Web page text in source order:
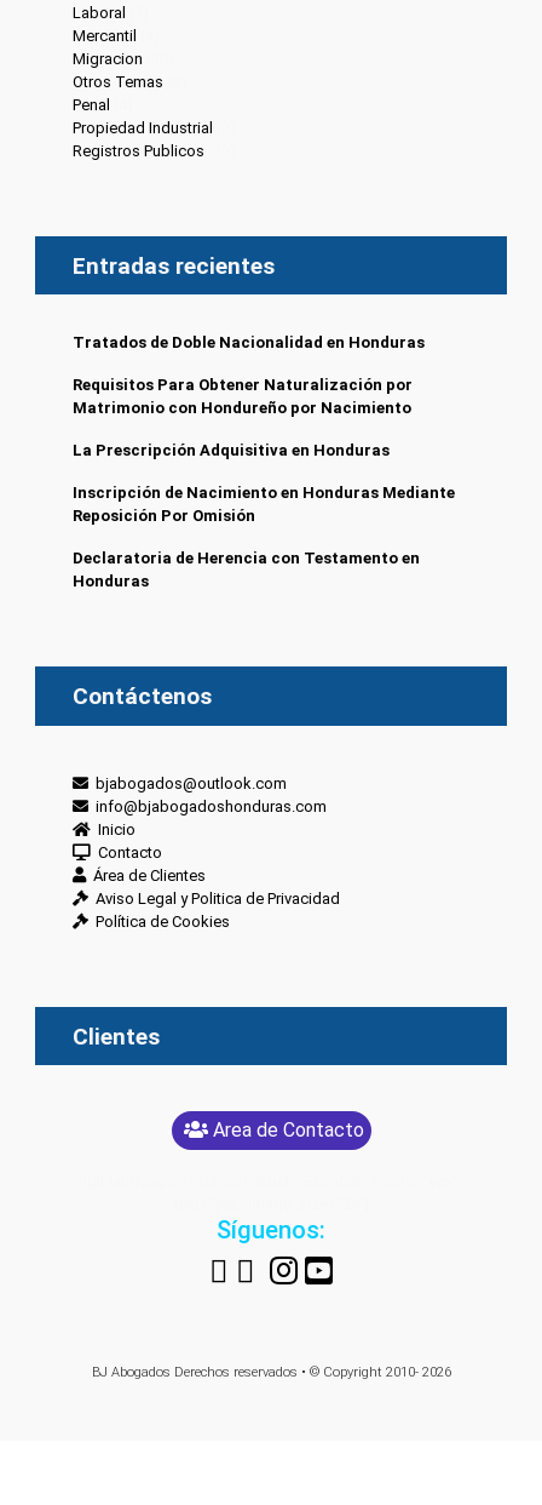
Laboral
Mercantil
Migracion
Otros Temas
Penal
Propiedad Industrial
Registros Publicos
Entradas recientes
Tratados de Doble Nacionalidad en Honduras
Requisitos Para Obtener Naturalización por
Matrimonio con Hondureño por Nacimiento
La Prescripción Adquisitiva en Honduras
Inscripción de Nacimiento en Honduras Mediante
Reposición Por Omisión
Declaratoria de Herencia con Testamento en
Honduras
Contáctenos
bjabogados@outlook.com
info@bjabogadoshonduras.com
Inicio
Contacto
Área de Clientes
Aviso Legal y Politica de Privacidad
Política de Cookies
Clientes
Area de Contacto
Síguenos:
BJ Abogados Derechos reservados • © Copyright 2010- 2026